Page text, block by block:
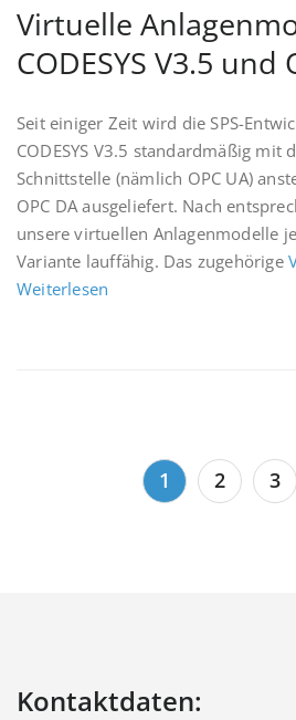
Virtuelle
CODESYS V3.5 und
Seit einiger Zeit wird die SPS-
CODESYS V3.5 standardmäßig mit
Schnittstelle (nämlich OPC UA)
OPC DA ausgeliefert. Nach
unsere virtuellen Anlagenmodelle
Variante lauffähig. Das zugehörige
Weiterlesen
1 2 3
Kontaktdaten: